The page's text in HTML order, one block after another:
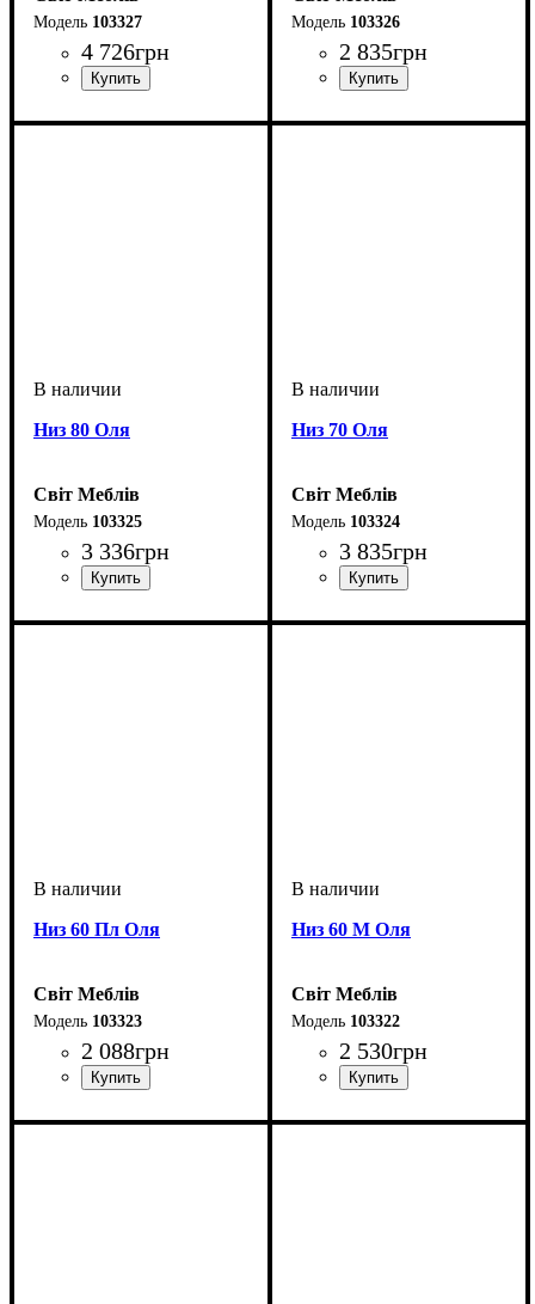
103327
4 726грн
103326
2 835грн
Низ 80 Оля
Світ Меблів
103325
3 336грн
Низ 70 Оля
Світ Меблів
103324
3 835грн
Низ 60 Пл Оля
Світ Меблів
103323
2 088грн
Низ 60 М Оля
Світ Меблів
103322
2 530грн